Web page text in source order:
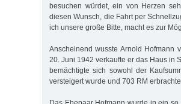
besuchen würdet, ein von Herzen
diesen Wunsch, die Fahrt per
ich unsere große Bitte, macht es zur
Anscheinend wusste Arnold Hofmann
20. Juni 1942 verkaufte er das Haus in
bemächtigte sich sowohl der
versteigert wurde und 703 RM erbrachte.